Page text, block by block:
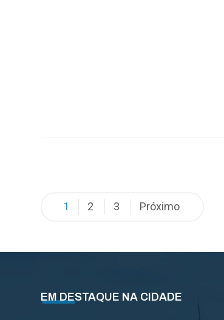
Paginação
posts
1 2 3 Próximo
EM DESTAQUE NA CIDADE